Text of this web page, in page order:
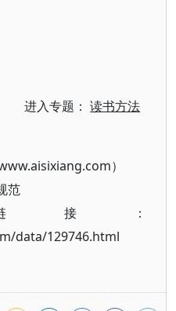
进入专题：读书方法
）
范
接：
data/129746.html